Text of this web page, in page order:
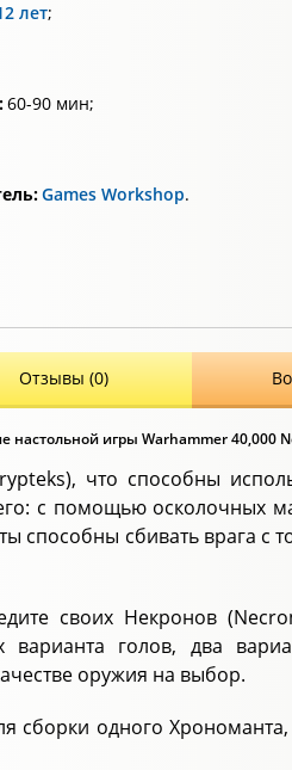
лет;
60-90 мин;
Games Workshop.
Отзывы (0)
настольной игры Warhammer 40,000
что способны
с помощью осколочных
способны сбивать врага с
своих Некронов
голов, два
оружия на выбор.
одного Хрономанта,